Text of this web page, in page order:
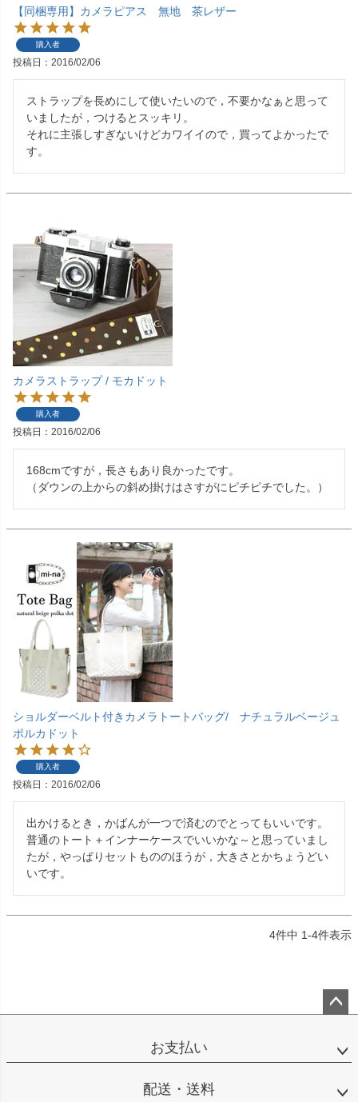
【同梱専用】カメラピアス 無地 茶レザー
購入者
投稿日 2016/02/06
ストラップを長めにして使いたいので，不要かなぁと思って
いましたが，つけるとスッキリ。
それに主張しすぎないけどカワイイので，買ってよかったで
す。
カメラストラップ / モカドット
購入者
投稿日 2016/02/06
168cmですが，長さもあり良かったです。
（ダウンの上からの斜め掛けはさすがにピチピチでした。）
ショルダーベルト付きカメラトートバッグ/ ナチュラルベージュ
ポルカドット
購入者
投稿日 2016/02/06
出かけるとき，かばんが一つで済むのでとってもいいです。
普通のトート＋インナーケースでいいかな～と思っていまし
たが，やっぱりセットもののほうが，大きさとかちょうどい
いです。
4件中 1-4件表示
ップ
お支払い
配送・送料